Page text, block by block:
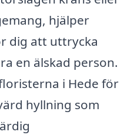
hjälper
dig att uttrycka
en älskad person.
i Hede för
hyllning som